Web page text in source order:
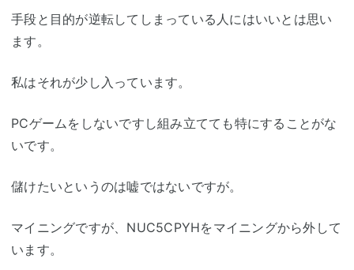
手段と目的が逆転してしまっている人にはいいとは思い
ます。
私はそれが少し入っています。
PCゲームをしないですし組み立てても特にすることがな
いです。
儲けたいというのは嘘ではないですが。
マイニングですが、NUC5CPYHをマイニングから外して
います。